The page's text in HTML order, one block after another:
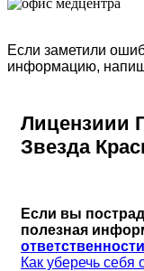
Если заметили
информацию,
Лицензиии
Звезда
Если вы
полезная
ответственности
Как уберечь